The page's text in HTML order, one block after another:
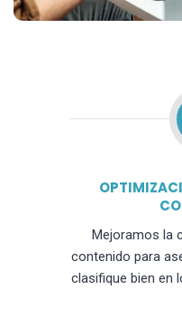
Mejoramos la
contenido para
clasifique bien en